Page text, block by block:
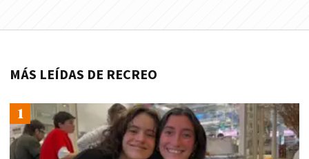
MÁS LEÍDAS DE RECREO